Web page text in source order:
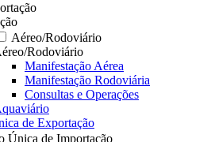
Aéreo/Rodoviário
Rodoviário
Manifestação Aérea
Manifestação Rodoviária
Consultas e Operações
de Exportação
Única de Importação